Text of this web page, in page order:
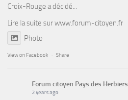
Croix-Rouge a décidé...
Lire la suite surwww.forum-citoyen.fr
Photo
View on Facebook · Share
Forum citoyen Pays des Herbiers
2 years ago